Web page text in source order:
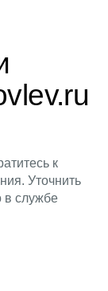
к
Уточнить
в службе